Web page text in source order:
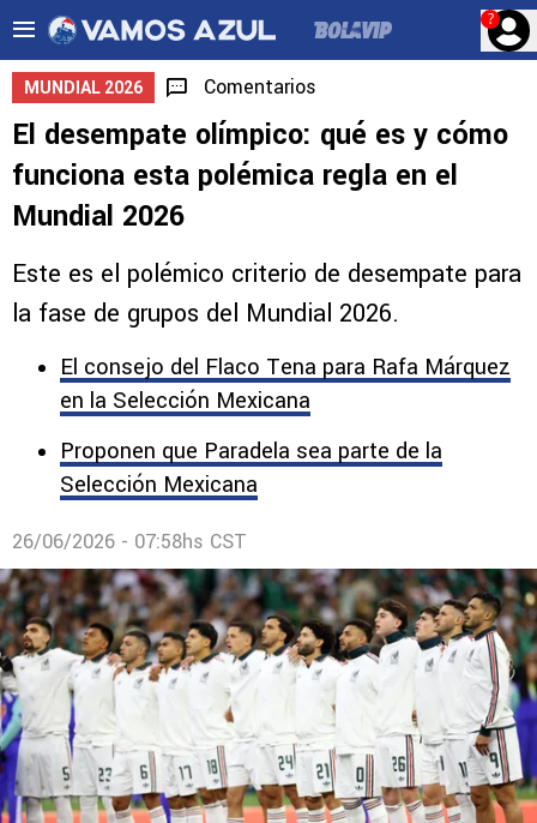
?
MUNDIAL 2026 Comentarios
El desempate olímpico: qué es y cómo
funciona esta polémica regla en el
Mundial 2026
Este es el polémico criterio de desempate para
la fase de grupos del Mundial 2026.
El consejo del Flaco Tena para Rafa Márquez
en la Selección Mexicana
Proponen que Paradela sea parte de la
Selección Mexicana
26/06/2026 - 07:58hs CST